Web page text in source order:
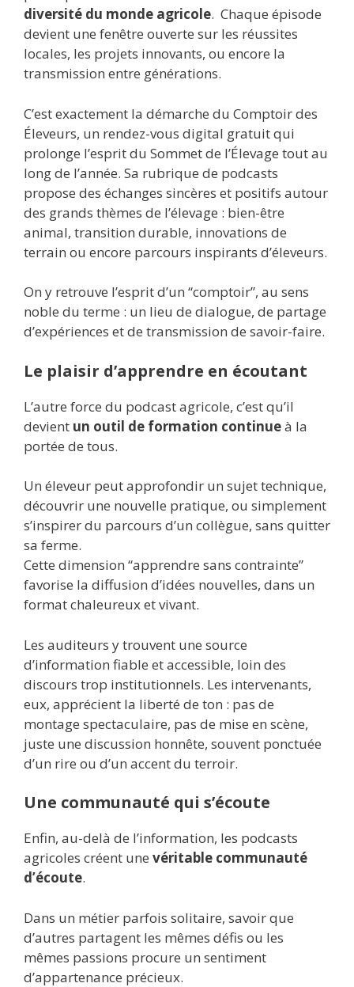
diversité du monde agricole. Chaque épisode
devient une fenêtre ouverte sur les réussites
locales, les projets innovants, ou encore la
transmission entre générations.
C’est exactement la démarche du Comptoir des
Éleveurs, un rendez-vous digital gratuit qui
prolonge l’esprit du Sommet de l’Élevage tout au
long de l’année. Sa rubrique de podcasts
propose des échanges sincères et positifs autour
des grands thèmes de l’élevage : bien-être
animal, transition durable, innovations de
terrain ou encore parcours inspirants d’éleveurs.
On y retrouve l’esprit d’un “comptoir”, au sens
noble du terme : un lieu de dialogue, de partage
d’expériences et de transmission de savoir-faire.
Le plaisir d’apprendre en écoutant
L’autre force du podcast agricole, c’est qu’il
devient un outil de formation continueà la
portée de tous.
Un éleveur peut approfondir un sujet technique,
découvrir une nouvelle pratique, ou simplement
s’inspirer du parcours d’un collègue, sans quitter
sa ferme.
Cette dimension “apprendre sans contrainte”
favorise la diffusion d’idées nouvelles, dans un
format chaleureux et vivant.
Les auditeurs y trouvent une source
d’information fiable et accessible, loin des
discours trop institutionnels. Les intervenants,
eux, apprécient la liberté de ton : pas de
montage spectaculaire, pas de mise en scène,
juste une discussion honnête, souvent ponctuée
d’un rire ou d’un accent du terroir.
Une communauté qui s’écoute
Enfin, au-delà de l’information, les podcasts
agricoles créent une véritable communauté
d’écoute.
Dans un métier parfois solitaire, savoir que
d’autres partagent les mêmes défis ou les
mêmes passions procure un sentiment
d’appartenance précieux.